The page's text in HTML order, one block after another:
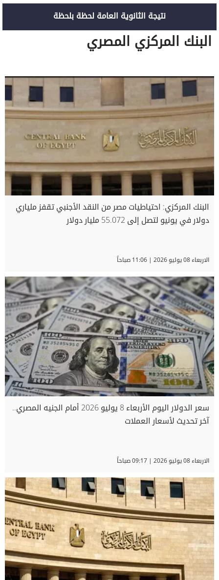
نتيجة الثانوية العامة لحظة بلحظة
البنك المركزي المصري
البنك المركزي: احتياطيات مصر من النقد الأجنبي تقفز ملياري
دولار في يونيو لتصل إلى 55.072 مليار دولار
الاربعاء 08 يوليو 2026 | 11:06 صباحاً
سعر الدولار اليوم الأربعاء 8 يوليو 2026 أمام الجنيه المصري..
آخر تحديث لأسعار العملات
الاربعاء 08 يوليو 2026 | 09:17 صباحاً